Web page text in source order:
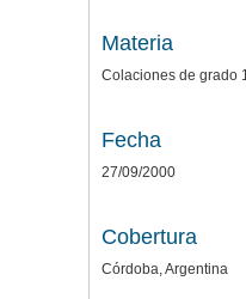
Materia
Colaciones de grado
Fecha
27/09/2000
Cobertura
Córdoba, Argentina